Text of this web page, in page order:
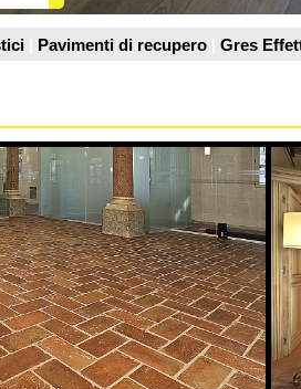
Maro Cristiani
Casa
Vedi Scheda